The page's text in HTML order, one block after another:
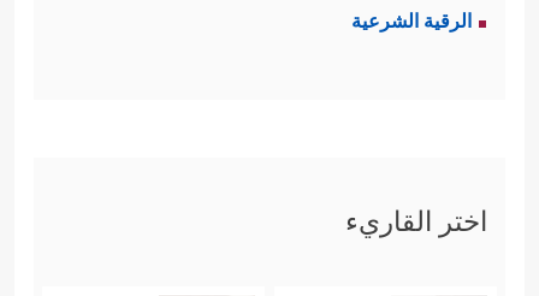
الرقية الشرعية
اختر القاريء